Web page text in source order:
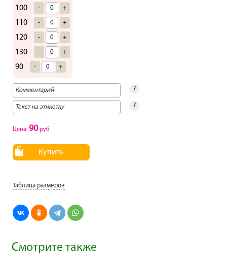
100 - +
110 - +
120 - +
130 - +
90 - +
?
?
Цена: 90руб
Купить
Таблица размеров
Смотрите также